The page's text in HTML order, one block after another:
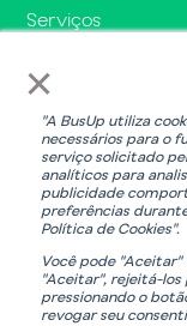
×
"A BusUp utiliza
necessários para o
serviço solicitado
analíticos para
publicidade
preferências
Política de Cookies".
Você pode
"Aceitar", rejeitá-los
pressionando o
revogar seu
Serviços